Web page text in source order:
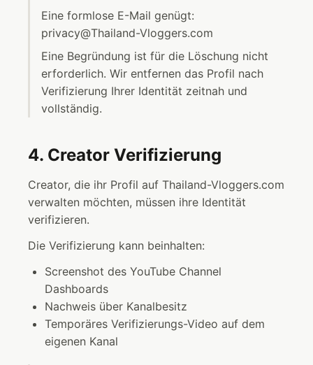
Eine formlose E-Mail genügt:
privacy@Thailand-Vloggers.com
Eine Begründung ist für die Löschung nicht
erforderlich. Wir entfernen das Profil nach
Verifizierung Ihrer Identität zeitnah und
vollständig.
4. Creator Verifizierung
Creator, die ihr Profil auf Thailand-Vloggers.com
verwalten möchten, müssen ihre Identität
verifizieren.
Die Verifizierung kann beinhalten:
Screenshot des YouTube Channel
Dashboards
Nachweis über Kanalbesitz
Temporäres Verifizierungs-Video auf dem
eigenen Kanal